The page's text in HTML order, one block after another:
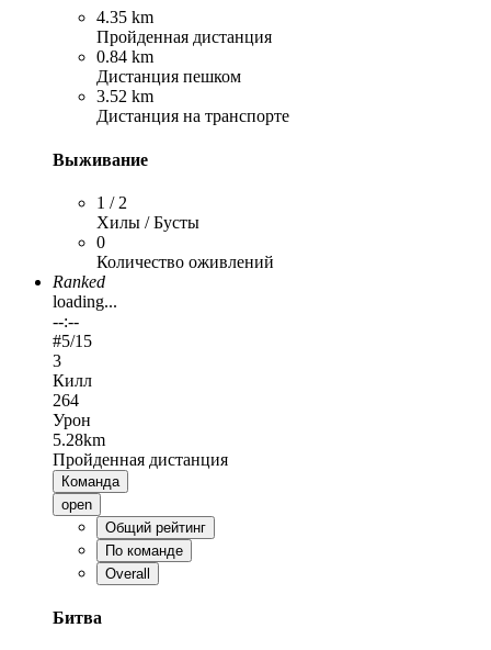
4.35 km
Пройденная дистанция
0.84 km
Дистанция пешком
3.52 km
Дистанция на транспорте
Выживание
1 / 2
Хилы / Бусты
0
Количество оживлений
Ranked
loading...
--:--
#5/15
3
Килл
264
Урон
5.28km
Пройденная дистанция
Команда
open
Общий рейтинг
По команде
Overall
Битва